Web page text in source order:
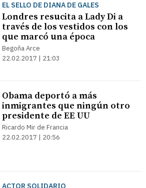
EL SELLO DE DIANA DE GALES
Londres resucita a Lady Di a
través de los vestidos con los
que marcó una época
Begoña Arce
22.02.2017 | 21:03
Obama deportó a más
inmigrantes que ningún otro
presidente de EE UU
Ricardo Mir de Francia
22.02.2017 | 20:56
ACTOR SOLIDARIO